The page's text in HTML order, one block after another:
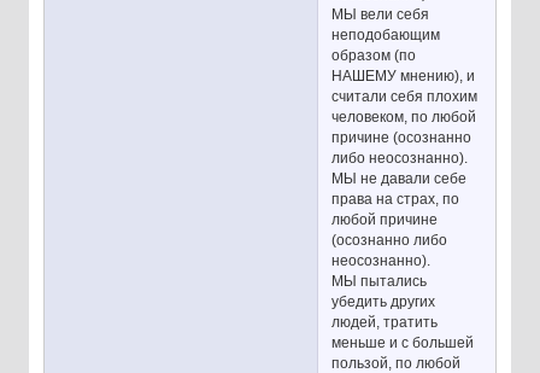
МЫ вели себя
неподобающим
образом (по
НАШЕМУ мнению), и
считали себя плохим
человеком, по любой
причине (осознанно
либо неосознанно).
МЫ не давали себе
права на страх, по
любой причине
(осознанно либо
неосознанно).
МЫ пытались
убедить других
людей, тратить
меньше и с большей
пользой, по любой